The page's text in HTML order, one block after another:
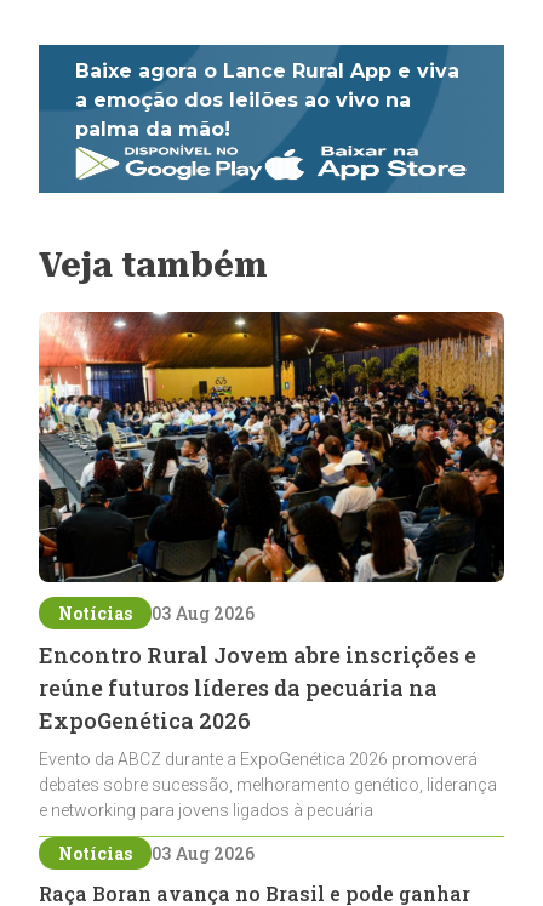
Baixe agora o Lance Rural App e viva
a emoção dos leilões ao vivo na
palma da mão!
Veja também
Notícias 03 Aug 2026
Encontro Rural Jovem abre inscrições e
reúne futuros líderes da pecuária na
ExpoGenética 2026
Evento da ABCZ durante a ExpoGenética 2026 promoverá
debates sobre sucessão, melhoramento genético, liderança
e networking para jovens ligados à pecuária
Notícias 03 Aug 2026
Raça Boran avança no Brasil e pode ganhar